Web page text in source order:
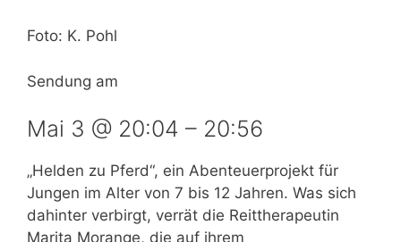
Foto: K. Pohl
Sendung am
Mai 3 @ 20:04 – 20:56
„Helden zu Pferd“, ein Abenteuerprojekt für
Jungen im Alter von 7 bis 12 Jahren. Was sich
dahinter verbirgt, verrät die Reittherapeutin
Marita Morange, die auf ihrem